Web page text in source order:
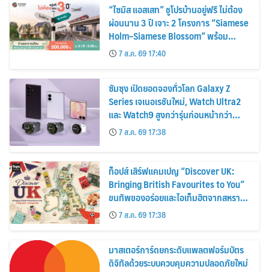
“ไซมิส แอสเสท” ชูโปรบ้านอยู่ฟรี ไม่ต้อง
ผ่อนนาน 3 ปี เจาะ 2 โครงการ “Siamese
Holm–Siamese Blossom” พร้อม
ส่วนลดและสิทธิพิเศษถึง 31 สิงหาคม
2569
7 ส.ค. 69 17:40
ซัมซุง เปิดยอดจองทั่วโลก Galaxy Z
Series เจเนอเรชันใหม่, Watch Ultra2
และ Watch9 สูงกว่ารุ่นก่อนหน้ากว่า
30%7 ส.ค. 69 17:38
ท็อปส์ เสิร์ฟแคมเปญ “Discover UK:
Bringing British Favourites to You”
ขนทัพของอร่อยและไอเท็มฮิตจากสหราช
อาณาจักร ส่งตรงถึงมือตั้งแต่วันนี้ – 18
สิงหาคมนี้
7 ส.ค. 69 17:38
มาสเตอร์การ์ดยกระดับแพลตฟอร์มบัตร
ดิจิทัลด้วยระบบควบคุมความปลอดภัยใหม่